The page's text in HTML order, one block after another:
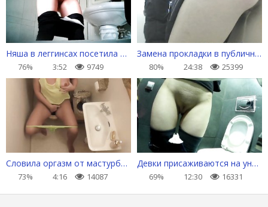
Няша в леггинсах посетила дамскую комнату
76% 3:52 9749
Замена прокладки в публичном туалете
80% 24:38 25399
Словила оргазм от мастурбации на унитазе в отеле
73% 4:16 14087
Девки присаживаются на унитаз справить нужду
69% 12:30 16331